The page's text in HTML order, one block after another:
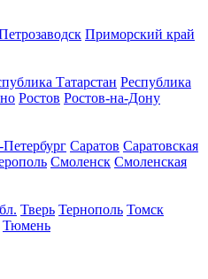
Приморский край
Татарстан Республика
Ростов Ростов-на-Дону
Саратов Саратовская
Смоленск Смоленская
Тверь Тернополь Томск
Тюмень